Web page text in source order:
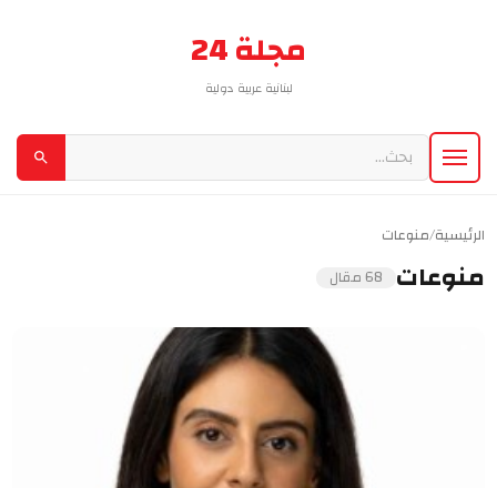
مجلة 24
لبنانية عربية دولية
الرئيسية/منوعات
منوعات 68 مقال